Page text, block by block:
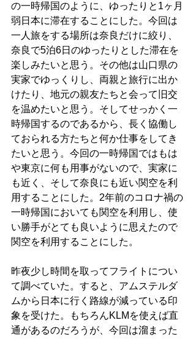
の一時帰国のように、ゆったりと1ヶ月
弱日本に滞在することにした。今回は
一人旅をする場所は奈良だけに絞り、
奈良で5泊6日のゆったりとした滞在を
楽しみたいと思う。その他は山口県の
実家でゆっくりし、両親と旅行に出か
けたり、地元の親友たちと会って旧交
を温めたいと思う。そしてせっかく一
時帰国するのであるから、長く協働し
ておられる方たちと何か仕事をしてき
たいと思う。今回の一時帰国ではもは
や東京に何も用事がないので、実家に
も近く、そして奈良にも近い関空を利
用することにした。2年前のコロナ禍の
一時帰国においても関空を利用し、使
い勝手がとても良いように思えたので
関空を利用することにした。
昨夜少し時間を取ってフライトについ
て調べていた。すると、アムステルダ
ムから日本に行く路線が減っている印
象を受けた。もちろんKLMを使えば直
通があるのだろうが、今回は溜まった